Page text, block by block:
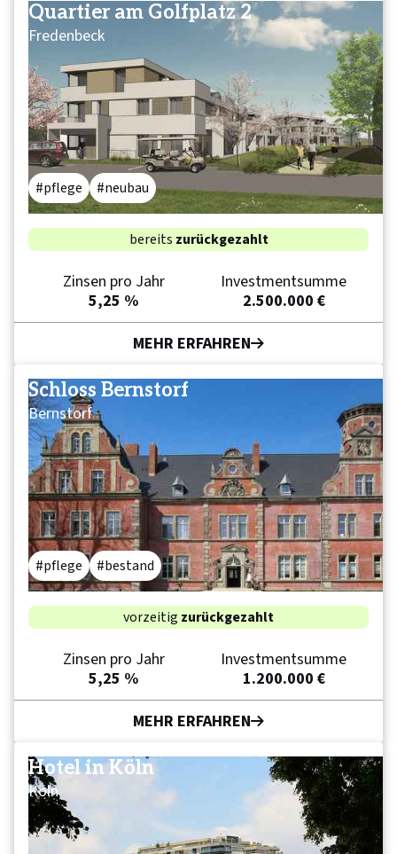
Quartier am Golfplatz 2
Fredenbeck
pflege neubau
bereits zurückgezahlt
Zinsen pro Jahr
5,25 %
Investmentsumme
2.500.000 €
MEHR ERFAHREN
Schloss Bernstorf
Bernstorf
pflege bestand
vorzeitig zurückgezahlt
Zinsen pro Jahr
5,25 %
Investmentsumme
1.200.000 €
MEHR ERFAHREN
Hotel in Köln
Köln